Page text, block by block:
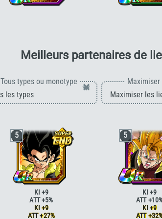
Meilleurs partenaires de
Tous types ou monotype ×
5
KI +9
ATT +5%
KI +9
ATT +27%
5
KI +9
ATT
KI +9
ATT